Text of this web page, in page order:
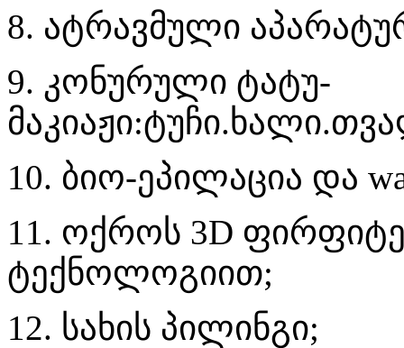
8. ატრავმული
9. კონურული ტატუ-
10. ბიო-ეპილაცია და
11. ოქროს 3D
ტექნოლოგიით;
12. სახის პილინგი;